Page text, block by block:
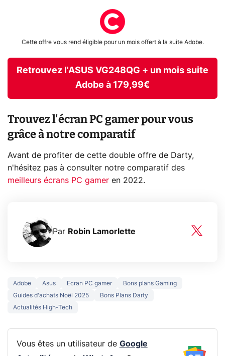
Cette offre vous rend éligible pour un mois offert à la suite Adobe.
Retrouvez l'ASUS VG248QG + un mois suite
Adobe à 179,99€
Trouvez l'écran PC gamer pour vous
grâce à notre comparatif
Avant de profiter de cette double offre de Darty,
n'hésitez pas à consulter notre comparatif des
meilleurs écrans PC gamer en 2022.
Par Robin Lamorlette
Adobe Asus Ecran PC gamer
Bons plans Gaming
Guides d'achats Noël 2025
Bons Plans Darty
Actualités High-Tech
Vous êtes un utilisateur de Google